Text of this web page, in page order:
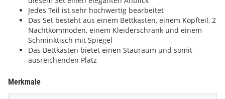
Jedes Teil ist sehr hochwertig bearbeitet
Das Set besteht aus einem Bettkasten, einem Kopfteil, 2
Nachtkommoden, einem Kleiderschrank und einem
Schminktisch mit Spiegel
Das Bettkasten bietet einen Stauraum und somit
ausreichenden Platz
Merkmale